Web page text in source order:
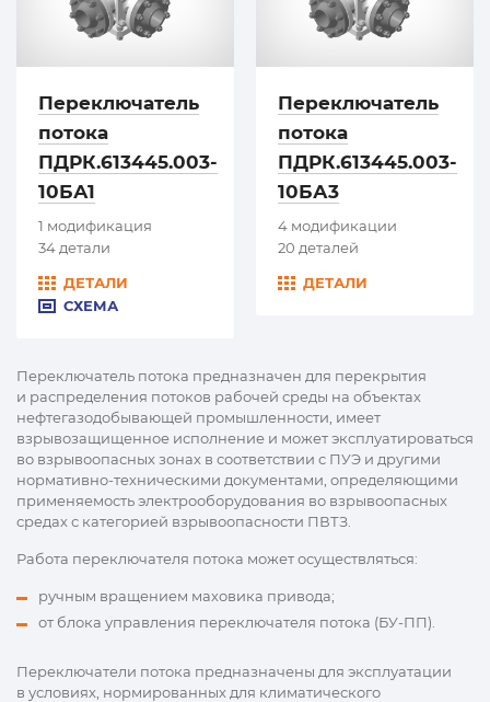
Переключатель
потока
ПДРК.613445.003-
10БА1
1 модификация
34 детали
ДЕТАЛИ
СХЕМА
Переключатель
потока
ПДРК.613445.003-
10БА3
4 модификации
20 деталей
ДЕТАЛИ
Переключатель потока предназначен для перекрытия
и распределения потоков рабочей среды на объектах
нефтегазодобывающей промышленности, имеет
взрывозащищенное исполнение и может эксплуатироваться
во взрывоопасных зонах в соответствии с ПУЭ и другими
нормативно-техническими документами, определяющими
применяемость электрооборудования во взрывоопасных
средах с категорией взрывоопасности ПВТЗ.
Работа переключателя потока может осуществляться:
ручным вращением маховика привода;
от блока управления переключателя потока (БУ-ПП).
Переключатели потока предназначены для эксплуатации
в условиях, нормированных для климатического